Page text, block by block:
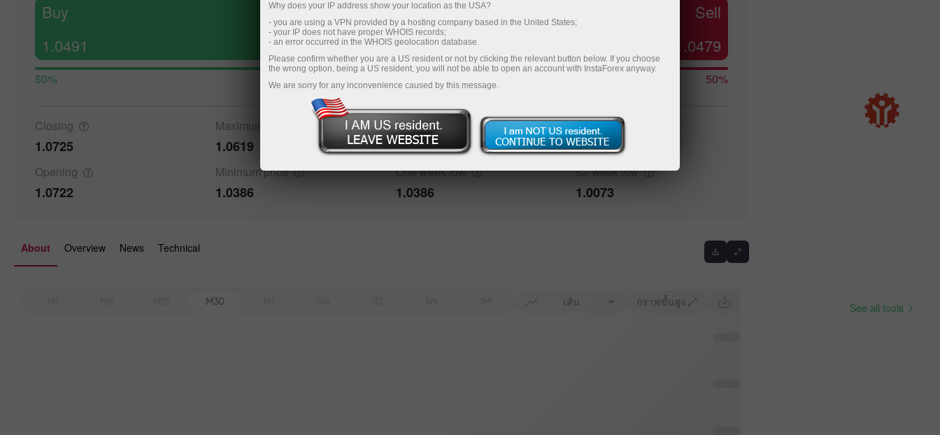
Buy
1.0491
Sell
1.0479
50% Traders' feedback 50%
Closing
1.0725
Maximum
1.0619
One week
1.0931
52-weekhigh
3.3814
Opening
1.0722
Minimumprice
1.0386
One weeklow
1.0386
52-weeklow
1.0073
About Overview News Technical
M30 เส้น กราฟขั้นสูง See all tools
Why does your IP address show your location as the USA?
- you are using a VPN provided by a hosting company based in the United States;
- your IP does not have proper WHOIS records;
- an error occurred in the WHOIS geolocation database.
Please confirm whether you are a US resident or not by clicking the relevant button below. If you choose
the wrong option, being a US resident, you will not be able to open an account with InstaForex anyway.
We are sorry for any inconvenience caused by this message.